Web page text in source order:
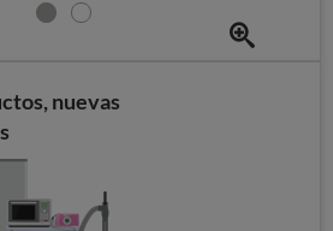
nuevas